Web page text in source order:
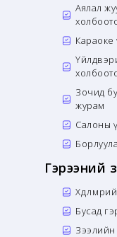
Аялал
Зочид
журам
Салоны
Гэрээний
Бусад
Зээлийн